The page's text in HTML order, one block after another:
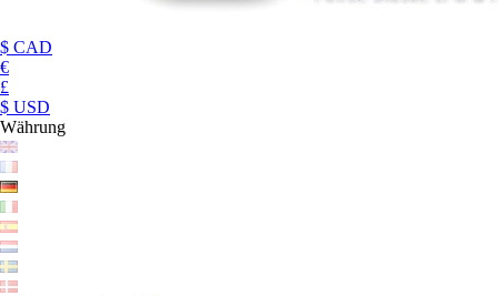
$ CAD
€
£
$ USD
Währung